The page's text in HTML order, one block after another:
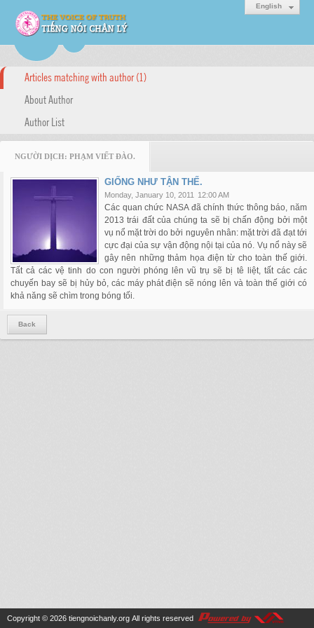
English
Articles matching with author (1)
About Author
Author List
NGƯỜI DỊCH: PHẠM VIẾT ĐÀO.
GIỐNG NHƯ TẬN THẾ.
Monday, January 10, 2011 12:00 AM
Các quan chức NASA đã chính thức thông báo, năm
2013 trái đất của chúng ta sẽ bị chấn động bởi một
vụ nổ mặt trời do bởi nguyên nhân: mặt trời đã đạt tới
cực đại của sự vận động nội tại của nó. Vụ nổ này sẽ
gây nên những thảm họa điện từ cho toàn thế giới.
Tất cả các vệ tinh do con người phóng lên vũ trụ sẽ bị tê liệt, tất các các
chuyến bay sẽ bị hủy bỏ, các máy phát điện sẽ nóng lên và toàn thế giới có
khả năng sẽ chìm trong bóng tối.
Back
Copyright © 2026 tiengnoichanly.org All rights reserved